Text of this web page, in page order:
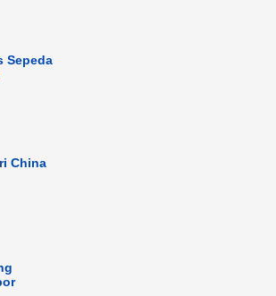
Sepeda
China